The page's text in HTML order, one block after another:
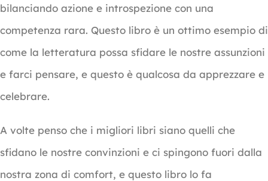
bilanciando azione e introspezione con una
competenza rara. Questo libro è un ottimo esempio di
come la letteratura possa sfidare le nostre assunzioni
e farci pensare, e questo è qualcosa da apprezzare e
celebrare.
A volte penso che i migliori libri siano quelli che
sfidano le nostre convinzioni e ci spingono fuori dalla
nostra zona di comfort, e questo libro lo fa